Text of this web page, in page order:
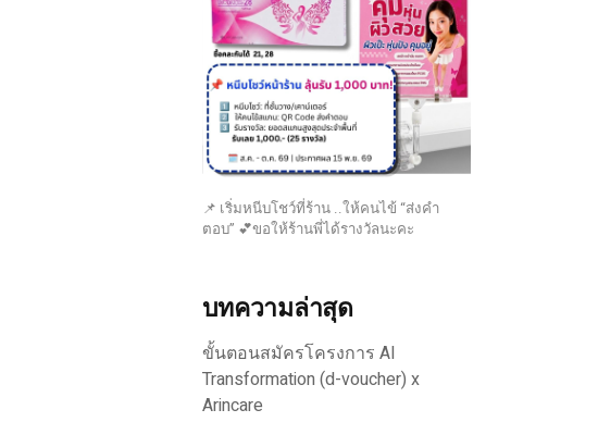
📌 เริ่มหนีบโชว์ที่ร้าน ..ให้คนไข้ “ส่งคำ
ตอบ” 💕ขอให้ร้านพี่ได้รางวัลนะคะ
บทความล่าสุด
ขั้นตอนสมัครโครงการ AI
Transformation (d-voucher) x
Arincare